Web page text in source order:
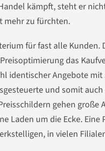
kämpft, steht er
mehr zu fürchten.
für fast alle Kunden.
das
identischer Angebote
und somit
gehen große
Laden um die Ecke. Eine
in vielen